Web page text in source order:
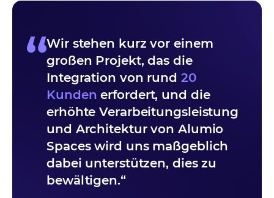
Wir stehen kurz vor einem
großen Projekt, das die
Integration von rund 20
Kunden erfordert, und die
erhöhte Verarbeitungsleistung
und Architektur von Alumio
Spaces wird uns maßgeblich
dabei unterstützen, dies zu
bewältigen.“